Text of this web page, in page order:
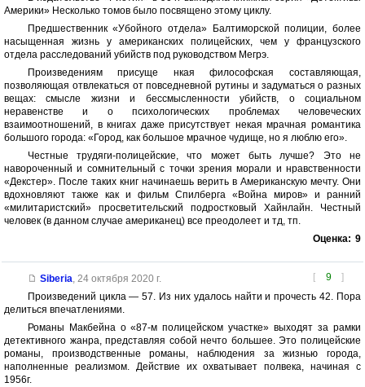
Америки» Несколько томов было посвящено этому циклу.
Предшественник «Убойного отдела» Балтиморской полиции, более
насыщенная жизнь у американских полицейских, чем у французского
отдела расследований убийств под руководством Мегрэ.
Произведениям присуще нкая философская составляющая,
позволяющая отвлекаться от повседневной рутины и задуматься о разных
вещах: смысле жизни и бессмысленности убийств, о социальном
неравенстве и о психологических проблемах человеческих
взаимоотношений, в книгах даже присутствует некая мрачная романтика
большого города: «Город, как большое мрачное чудище, но я люблю его».
Честные трудяги-полицейские, что может быть лучше? Это не
навороченный и сомнительный с точки зрения морали и нравственности
«Декстер». После таких книг начинаешь верить в Американскую мечту. Они
вдохновляют также как и фильм Спилберга «Война миров» и ранний
«милитаристский» просветительский подростковый Хайнлайн. Честный
человек (в данном случае американец) все преодолеет и тд, тп.
Оценка: 9
[ 9 ]
Siberia, 24 октября 2020 г.
Произведений цикла — 57. Из них удалось найти и прочесть 42. Пора
делиться впечатлениями.
Романы Макбейна о «87-м полицейском участке» выходят за рамки
детективного жанра, представляя собой нечто большее. Это полицейские
романы, производственные романы, наблюдения за жизнью города,
наполненные реализмом. Действие их охватывает полвека, начиная с
1956г.